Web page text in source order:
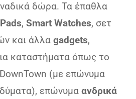
δώρα. Τα έπαθλα
, Smart Watches, σετ
και άλλα gadgets,
καταστήματα όπως το
(με επώνυμα
επώνυμα ανδρικά